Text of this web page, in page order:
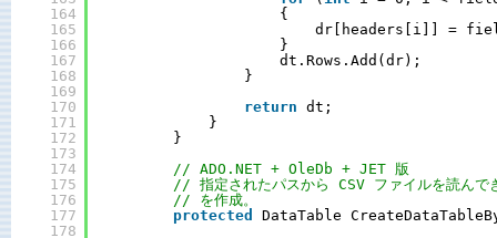
164
165
166
167
168
169
170
171
172
173
174
175
176
177
178
{
dr[headers[i]] =
}
dt.Rows.Add(dr);
}
return
dt;
}
}
// ADO.NET + OleDb + JET 版
// 指定されたパスから CSV ファイルを読ん
// を作成。
protected
DataTable